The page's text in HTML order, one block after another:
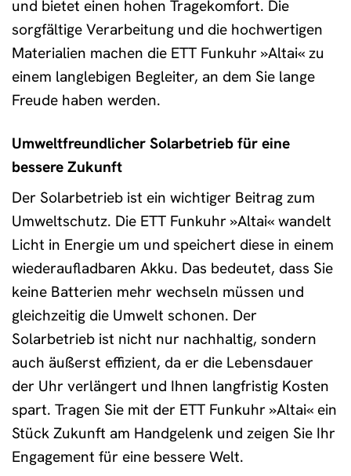
und bietet einen hohen Tragekomfort. Die
sorgfältige Verarbeitung und die hochwertigen
Materialien machen die ETT Funkuhr »Altai« zu
einem langlebigen Begleiter, an dem Sie lange
Freude haben werden.
Umweltfreundlicher Solarbetrieb für eine
bessere Zukunft
Der Solarbetrieb ist ein wichtiger Beitrag zum
Umweltschutz. Die ETT Funkuhr »Altai« wandelt
Licht in Energie um und speichert diese in einem
wiederaufladbaren Akku. Das bedeutet, dass Sie
keine Batterien mehr wechseln müssen und
gleichzeitig die Umwelt schonen. Der
Solarbetrieb ist nicht nur nachhaltig, sondern
auch äußerst effizient, da er die Lebensdauer
der Uhr verlängert und Ihnen langfristig Kosten
spart. Tragen Sie mit der ETT Funkuhr »Altai« ein
Stück Zukunft am Handgelenk und zeigen Sie Ihr
Engagement für eine bessere Welt.